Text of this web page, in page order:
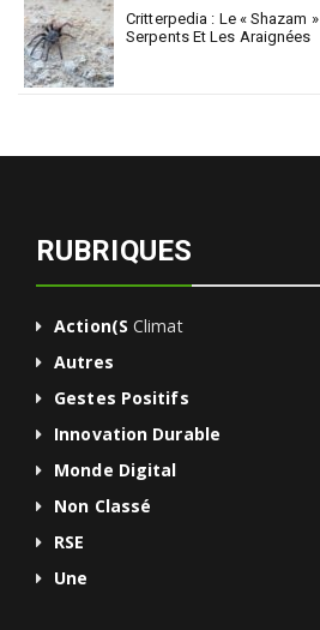
Critterpedia : Le « Shazam
Serpents Et Les Araignées
RUBRIQUES
Action(s Climat
Autres
Gestes Positifs
Innovation Durable
Monde Digital
Non Classé
RSE
Une